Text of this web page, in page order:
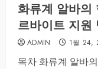
화류계 알바의
르바이트 지원
ADMIN 1월 24,
목차 화류계 알바